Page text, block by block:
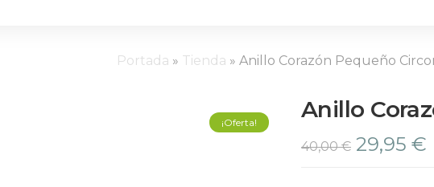
Portada » Tienda » Anillo Corazón Pequeño
¡Oferta! Anillo
40,00€ 29,95 €